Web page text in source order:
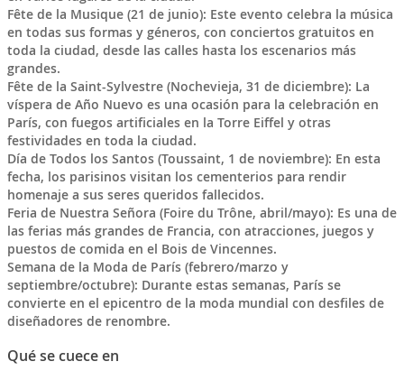
Fête de la Musique (21 de junio): Este evento celebra la música
en todas sus formas y géneros, con conciertos gratuitos en
toda la ciudad, desde las calles hasta los escenarios más
grandes.
Fête de la Saint-Sylvestre (Nochevieja, 31 de diciembre): La
víspera de Año Nuevo es una ocasión para la celebración en
París, con fuegos artificiales en la Torre Eiffel y otras
festividades en toda la ciudad.
Día de Todos los Santos (Toussaint, 1 de noviembre): En esta
fecha, los parisinos visitan los cementerios para rendir
homenaje a sus seres queridos fallecidos.
Feria de Nuestra Señora (Foire du Trône, abril/mayo): Es una de
las ferias más grandes de Francia, con atracciones, juegos y
puestos de comida en el Bois de Vincennes.
Semana de la Moda de París (febrero/marzo y
septiembre/octubre): Durante estas semanas, París se
convierte en el epicentro de la moda mundial con desfiles de
diseñadores de renombre.
Qué se cuece en